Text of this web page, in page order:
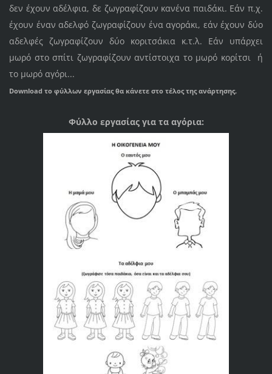
δεν έχουν αδέλφια, δε ζωγραφίζουν κανένα παιδάκι. Εάν π.χ.
έχουν έναν αδελφό ζωγραφίζουν ένα αγοράκι, εάν έχουν δύο
αδελφές ζωγραφίζουν δύο κοριτσάκια κ.τ.λ. Εάν υπάρχει
μωρό στο σπίτι ζωγραφίζουν αντίστοιχα το μωρό κορίτσι ή
το μωρό αγόρι...
Download το φύλλων εργασίας θα κάνετε στο τέλος της ανάρτησης.
Φύλλο εργασίας για τα αγόρια: